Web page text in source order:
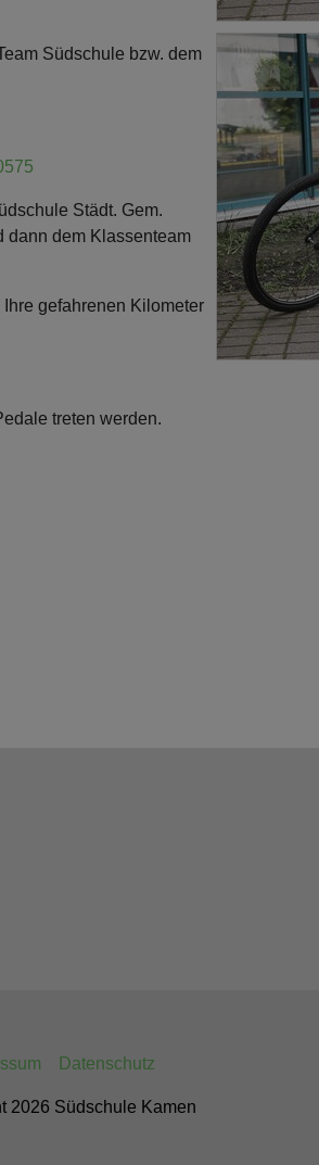
Südschule bzw. dem
Städt. Gem.
dann dem Klassenteam
gefahrenen Kilometer
treten werden.
Datenschutz
2026 Südschule Kamen